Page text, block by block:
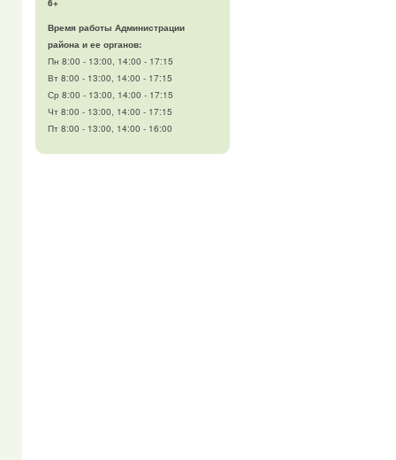
Время работы Администрации
района и ее органов:
Пн 8:00 - 13:00, 14:00 - 17:15
Вт 8:00 - 13:00, 14:00 - 17:15
Ср 8:00 - 13:00, 14:00 - 17:15
Чт 8:00 - 13:00, 14:00 - 17:15
Пт 8:00 - 13:00, 14:00 - 16:00